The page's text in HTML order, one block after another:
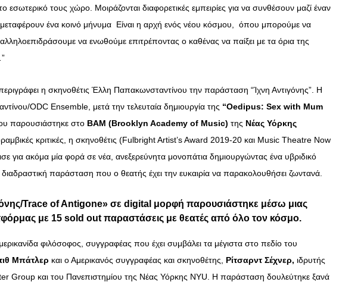
τους χώρο. Μοιράζονται διαφορετικές εμπειρίες για να συνθέσουν μαζί έναν
μεταφέρουν ένα κοινό μήνυμα Είναι η αρχή ενός νέου κόσμου, όπου μπορούμε να
να ενωθούμε επιτρέποντας ο καθένας να παίξει με τα όρια της
η σκηνοθέτις Έλλη Παπακωνσταντίνου την παράσταση “Ίχνη Αντιγόνης”. Η
ODC Ensemble, μετά την τελευταία δημιουργία της “Oedipus: Sex with Mum
παρουσιάστηκε στο BAM (Brooklyn Academy of Music) της Νέας Υόρκης
κριτικές, η σκηνοθέτις (Fulbright Artist’s Award 2019-20 και Music Theatre Now
για ακόμα μία φορά σε νέα, ανεξερεύνητα μονοπάτια δημιουργώντας ένα υβριδικό
παράσταση που ο θεατής έχει την ευκαιρία να παρακολουθήσει ζωντανά.
Trace of Antigone» σε digital μορφή παρουσιάστηκε μέσω μιας
με 15 sold out παραστάσεις με θεατές από όλο τον κόσμο.
φιλόσοφος, συγγραφέας που έχει συμβάλει τα μέγιστα στο πεδίο του
Μπάτλερ και ο Αμερικανός συγγραφέας και σκηνοθέτης, Ρίτσαρντ Σέχνερ, ιδρυτής
Group και του Πανεπιστημίου της Νέας Υόρκης NYU. Η παράσταση δουλεύτηκε ξανά